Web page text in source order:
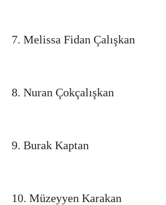
7. Melissa Fidan Çalışkan
8. Nuran Çokçalışkan
9. Burak Kaptan
10. Müzeyyen Karakan